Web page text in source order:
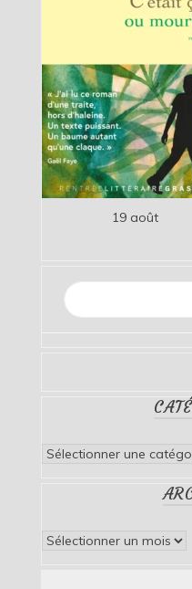
19 août
Catégories
Archives